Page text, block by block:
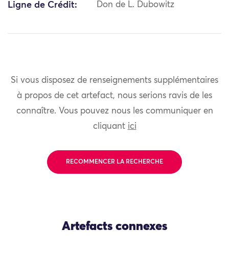
Ligne de Crédit: Don de L. Dubowitz
Si vous disposez de renseignements supplémentaires
à propos de cet artefact, nous serions ravis de les
connaître. Vous pouvez nous les communiquer en
cliquant ici
RECOMMENCER LA RECHERCHE
Artefacts connexes